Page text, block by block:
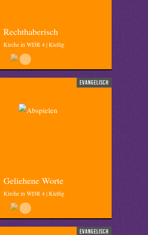
Rechthaberisch
Kirche in WDR 4 | Kießig
evangelisch
Geliehene Worte
Kirche in WDR 4 | Kießig
evangelisch